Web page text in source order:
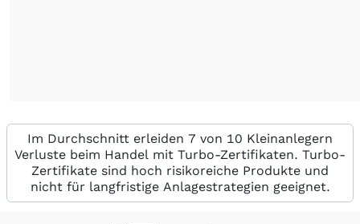
Im Durchschnitt erleiden 7 von 10 Kleinanlegern
Verluste beim Handel mit Turbo-Zertifikaten. Turbo-
Zertifikate sind hoch risikoreiche Produkte und
nicht für langfristige Anlagestrategien geeignet.